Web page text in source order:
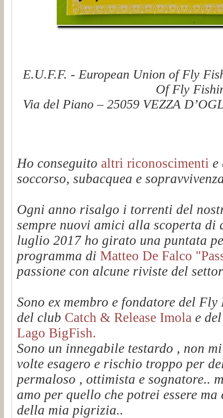
E.U.F.F. - European Union of Fly
Of Fly
Via del Piano – 25059 VEZZA
Ho conseguito altri riconoscimenti e
soccorso, subacquea e
Ogni anno risalgo i torrenti del
sempre nuovi amici alla scoperta di
luglio 2017 ho girato una puntata
programma di Matteo De Falco
passione con alcune riviste del
Sono ex membro e fondatore del
del club Catch & Release Imola e
Lago BigFish.
Sono un innegabile testardo , non
volte esagero e rischio troppo per
permaloso , ottimista e sognatore..
amo per quello che potrei essere
della mia pigrizia..